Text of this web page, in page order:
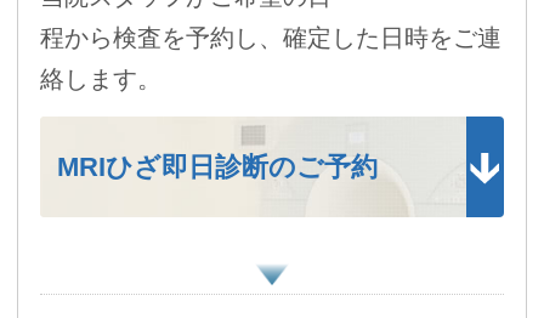
程から検査を予約し、確定した日時をご連
絡します。
MRIひざ即日診断のご予約